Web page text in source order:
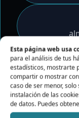
Esta página web usa
para el análisis de tus
estadísticos, mostrarte
compartir o mostrar
caso de ser menor,
instalación de las
de datos. Puedes
Más capacidad
Acceso por